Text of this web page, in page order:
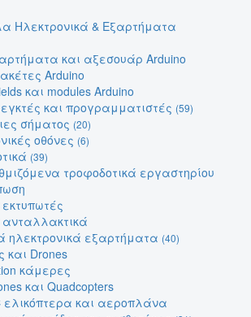
Ηλεκτρονικά & Εξαρτήματα
και αξεσουάρ Arduino
Arduino
και modules Arduino
και προγραμματιστές (59)
σήματος (20)
οθόνες (6)
(39)
τροφοδοτικά εργαστηρίου
εκτυπωτές
ανταλλακτικά
ηλεκτρονικά εξαρτήματα (40)
και Drones
κάμερες
και Quadcopters
ελικόπτερα και αεροπλάνα